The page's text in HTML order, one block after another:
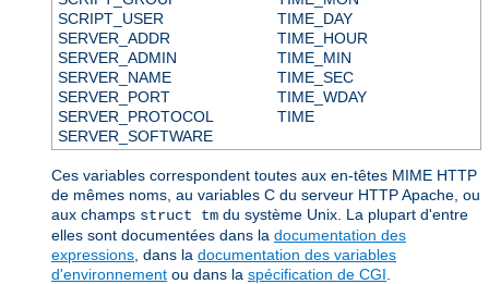
SCRIPT_USER
SERVER_ADDR
SERVER_ADMIN
SERVER_NAME
SERVER_PORT
SERVER_PROTOCOL
SERVER_SOFTWARE
TIME_DAY
TIME_HOUR
TIME_MIN
TIME_SEC
TIME_WDAY
TIME
Ces variables correspondent toutes aux en-têtes MIME HTTP
de mêmes noms, au variables C du serveur HTTP Apache, ou
aux champs struct tm du système Unix. La plupart d'entre
elles sont documentées dans la documentation des
expressions , dans la documentation des variables
d'environnement ou dans la spécification de CGI